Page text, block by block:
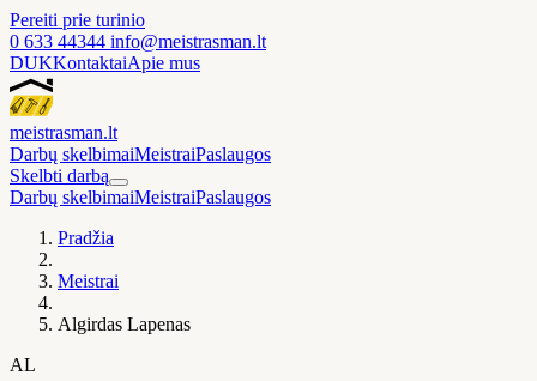
Pereiti prie turinio
0 633 44344 info@meistrasman.lt
DUKKontaktaiApie mus
meistrasman.lt
Darbų skelbimaiMeistraiPaslaugos
Skelbti darbą
Darbų skelbimaiMeistraiPaslaugos
Pradžia
Meistrai
Algirdas Lapenas
AL